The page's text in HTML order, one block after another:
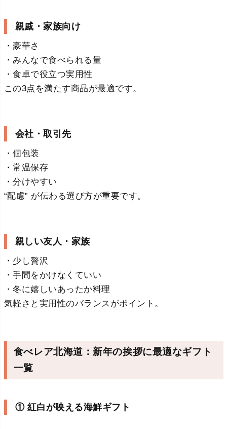
親戚・家族向け
・豪華さ
・みんなで食べられる量
・食卓で役立つ実用性
この3点を満たす商品が最適です。
会社・取引先
・個包装
・常温保存
・分けやすい
“配慮” が伝わる選び方が重要です。
親しい友人・家族
・少し贅沢
・手間をかけなくていい
・冬に嬉しいあったか料理
気軽さと実用性のバランスがポイント。
食べレア北海道：新年の挨拶に最適なギフト
一覧
① 紅白が映える海鮮ギフト